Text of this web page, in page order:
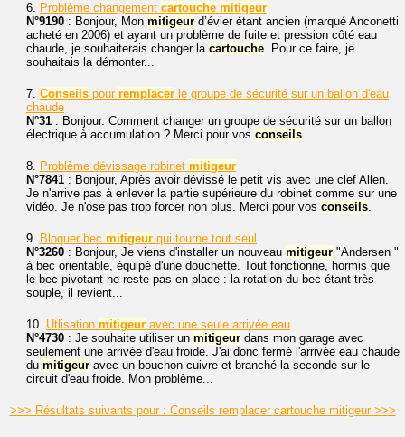
6. Problème changement cartouche mitigeur
N°9190 : Bonjour, Mon mitigeur d’évier étant ancien (marqué Anconetti
acheté en 2006) et ayant un problème de fuite et pression côté eau
chaude, je souhaiterais changer la cartouche. Pour ce faire, je
souhaitais la démonter...
7. Conseils pour remplacer le groupe de sécurité sur un ballon d'eau
chaude
N°31 : Bonjour. Comment changer un groupe de sécurité sur un ballon
électrique à accumulation ? Merci pour vos conseils.
8. Problème dévissage robinet mitigeur
N°7841 : Bonjour, Après avoir dévissé le petit vis avec une clef Allen.
Je n'arrive pas à enlever la partie supérieure du robinet comme sur une
vidéo. Je n'ose pas trop forcer non plus. Merci pour vos conseils.
9. Bloquer bec mitigeur qui tourne tout seul
N°3260 : Bonjour, Je viens d'installer un nouveau mitigeur "Andersen "
à bec orientable, équipé d'une douchette. Tout fonctionne, hormis que
le bec pivotant ne reste pas en place : la rotation du bec étant très
souple, il revient...
10. Utlisation mitigeur avec une seule arrivée eau
N°4730 : Je souhaite utiliser un mitigeur dans mon garage avec
seulement une arrivée d'eau froide. J'ai donc fermé l'arrivée eau chaude
du mitigeur avec un bouchon cuivre et branché la seconde sur le
circuit d'eau froide. Mon problème...
>>> Résultats suivants pour : Conseils remplacer cartouche mitigeur >>>